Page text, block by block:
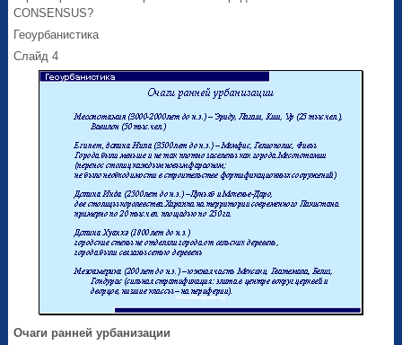
CONSENSUS?
Геоурбанистика
Слайд 4
Очаги ранней урбанизации